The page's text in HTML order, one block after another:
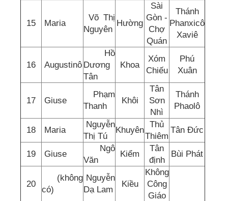
15 Maria
Võ Thị
Nguyên
Hường
Sài
Gòn -
Chợ
Quán
Thánh
Phanxicô
Xaviê
16 Augustinô
Hồ
Dương
Tân
Khoa
Xóm
Chiếu
Phú
Xuân
17 Giuse
Phạm
Thanh
Khôi
Tân
Sơn
Nhì
Thánh
Phaolô
18 Maria
Nguyễn
Thị Tú
Khuyên
Thủ
Thiêm
Tân Đức
19 Giuse
Ngô
Văn
Kiểm
Tân
định
Bùi Phát
20
(không
có)
Nguyễn
Dạ Lam
Kiều
Không
Công
Giáo